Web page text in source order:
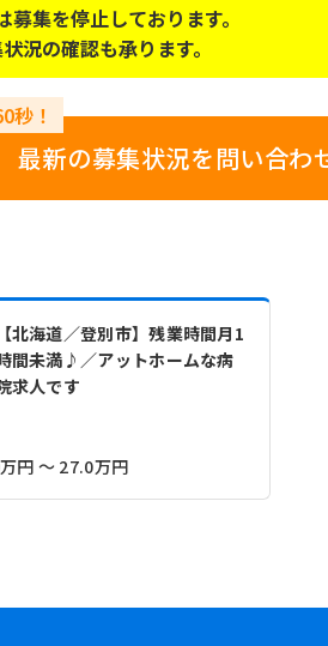
募集を停止しております。
況の確認も承ります。
最新の募集状況を問い合わ
【北海道／登別市】残業時間月1
間未満♪／アットホームな病
求人です
円 ～ 27.0万円